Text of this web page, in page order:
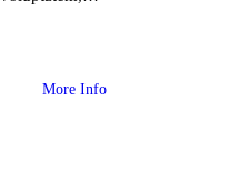
More Info